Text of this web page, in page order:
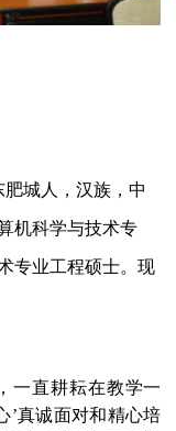
肥城人，汉族，中
机科学与技术专
专业工程硕士。现
一直耕耘在教学一
’真诚面对和精心培